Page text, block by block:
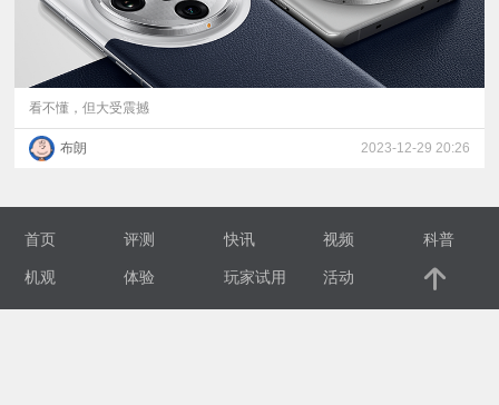
普
专
看不懂，但大受震撼
布朗 2023-12-29 20:26
首页 评测 快讯 视频 科普
机观 体验 玩家试用 活动